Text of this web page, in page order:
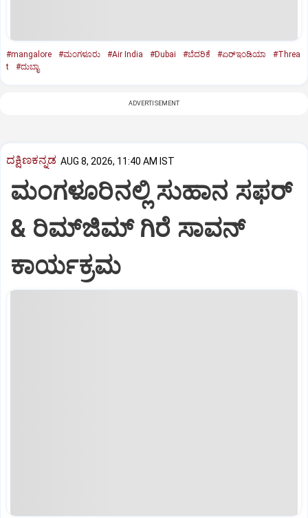
#mangalore #ಮಂಗಳೂರು #Air India #Dubai #ಬೆದರಿಕೆ #ಏರ್‌ಇಂಡಿಯಾ
#Threa
t
#ದುಬಾೖ
ADVERTISEMENT
ದಕ್ಷಿಣಕನ್ನಡ AUG 8, 2026, 11:40 AM IST
ಮಂಗಳೂರಿನಲ್ಲಿ ಸುಹಾನ ಸಫರ್
& ರಿಮ್‌ಜಿಮ್ ಗಿರೆ ಸಾವನ್
ಕಾರ್ಯಕ್ರಮ